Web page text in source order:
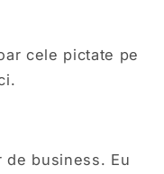
cele pictate pe
de business. Eu